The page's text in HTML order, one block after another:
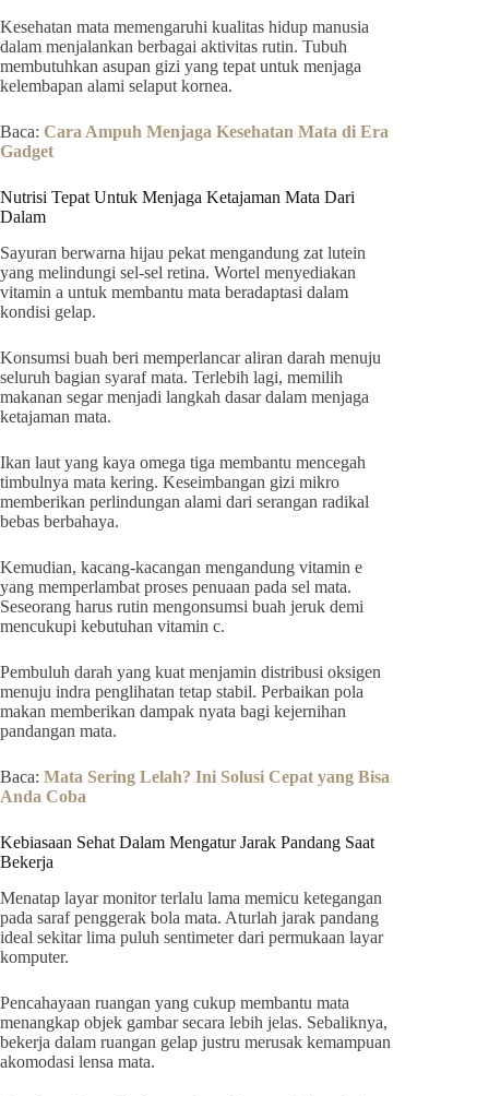
Kesehatan mata memengaruhi kualitas hidup manusia
dalam menjalankan berbagai aktivitas rutin. Tubuh
membutuhkan asupan gizi yang tepat untuk menjaga
kelembapan alami selaput kornea.
Baca: Cara Ampuh Menjaga Kesehatan Mata di Era
Gadget
Nutrisi Tepat Untuk Menjaga Ketajaman Mata Dari
Dalam
Sayuran berwarna hijau pekat mengandung zat lutein
yang melindungi sel-sel retina. Wortel menyediakan
vitamin a untuk membantu mata beradaptasi dalam
kondisi gelap.
Konsumsi buah beri memperlancar aliran darah menuju
seluruh bagian syaraf mata. Terlebih lagi, memilih
makanan segar menjadi langkah dasar dalam menjaga
ketajaman mata.
Ikan laut yang kaya omega tiga membantu mencegah
timbulnya mata kering. Keseimbangan gizi mikro
memberikan perlindungan alami dari serangan radikal
bebas berbahaya.
Kemudian, kacang-kacangan mengandung vitamin e
yang memperlambat proses penuaan pada sel mata.
Seseorang harus rutin mengonsumsi buah jeruk demi
mencukupi kebutuhan vitamin c.
Pembuluh darah yang kuat menjamin distribusi oksigen
menuju indra penglihatan tetap stabil. Perbaikan pola
makan memberikan dampak nyata bagi kejernihan
pandangan mata.
Baca: Mata Sering Lelah? Ini Solusi Cepat yang Bisa
Anda Coba
Kebiasaan Sehat Dalam Mengatur Jarak Pandang Saat
Bekerja
Menatap layar monitor terlalu lama memicu ketegangan
pada saraf penggerak bola mata. Aturlah jarak pandang
ideal sekitar lima puluh sentimeter dari permukaan layar
komputer.
Pencahayaan ruangan yang cukup membantu mata
menangkap objek gambar secara lebih jelas. Sebaliknya,
bekerja dalam ruangan gelap justru merusak kemampuan
akomodasi lensa mata.